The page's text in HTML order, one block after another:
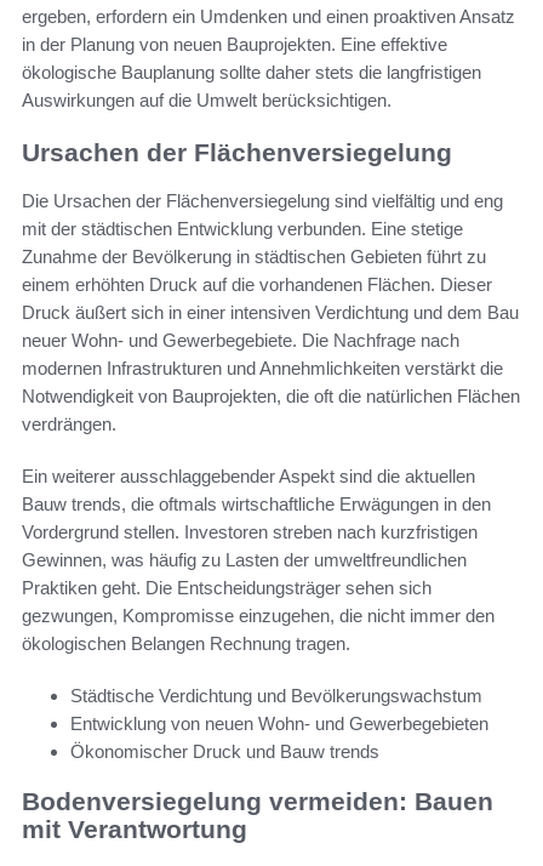
ergeben, erfordern ein Umdenken und einen proaktiven Ansatz
in der Planung von neuen Bauprojekten. Eine effektive
ökologische Bauplanung sollte daher stets die langfristigen
Auswirkungen auf die Umwelt berücksichtigen.
Ursachen der Flächenversiegelung
Die Ursachen der Flächenversiegelung sind vielfältig und eng
mit der städtischen Entwicklung verbunden. Eine stetige
Zunahme der Bevölkerung in städtischen Gebieten führt zu
einem erhöhten Druck auf die vorhandenen Flächen. Dieser
Druck äußert sich in einer intensiven Verdichtung und dem Bau
neuer Wohn- und Gewerbegebiete. Die Nachfrage nach
modernen Infrastrukturen und Annehmlichkeiten verstärkt die
Notwendigkeit von Bauprojekten, die oft die natürlichen Flächen
verdrängen.
Ein weiterer ausschlaggebender Aspekt sind die aktuellen
Bauw trends, die oftmals wirtschaftliche Erwägungen in den
Vordergrund stellen. Investoren streben nach kurzfristigen
Gewinnen, was häufig zu Lasten der umweltfreundlichen
Praktiken geht. Die Entscheidungsträger sehen sich
gezwungen, Kompromisse einzugehen, die nicht immer den
ökologischen Belangen Rechnung tragen.
Städtische Verdichtung und Bevölkerungswachstum
Entwicklung von neuen Wohn- und Gewerbegebieten
Ökonomischer Druck und Bauw trends
Bodenversiegelung vermeiden: Bauen
mit Verantwortung